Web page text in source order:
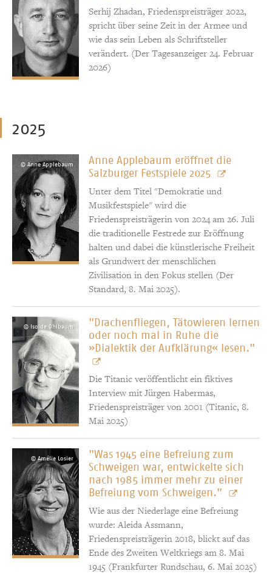
Serhij Zhadan, Friedenspreisträger 2022,
spricht über seine Zeit in der Armee und
wie das sein Leben als Schriftsteller
verändert. (Der Tagesanzeiger 24. Februar
2026)
2025
© Anne Applebaum
Anne Applebaum eröffnet die
Salzburger Festspiele 2025
Unter dem Titel "Demokratie und
Musikfestspiele" wird die
Friedenspreisträgerin von 2024 am 26. Juli
die traditionelle Festrede zur Eröffnung
halten und dabei die künstlerische Freiheit
als Grundwert der menschlichen
Zivilisation in den Fokus stellen (Der
Standard, 8. Mai 2025).
© Isolde Ohlbaum
"Drachenfliegen, Tätowieren lernen
oder noch mal in Ruhe die
»Dialektik der Aufklärung« lesen."
Die Titanic veröffentlicht ein fiktives
Interview mit Jürgen Habermas,
Friedenspreisträger von 2001 (Titanic, 8.
Mai 2025)
© Amélie Losier
"Was 1945 eine Befreiung zum
Schweigen war, entwickelte sich
nach 1985 immer mehr zu einer
Befreiung vom Schweigen."
Wie aus der Niederlage eine Befreiung
wurde: Aleida Assmann,
Friedenspreisträgerin 2018, blickt auf das
Ende des Zweiten Weltkriegs am 8. Mai
1945 (Frankfurter Rundschau, 6. Mai 2025)